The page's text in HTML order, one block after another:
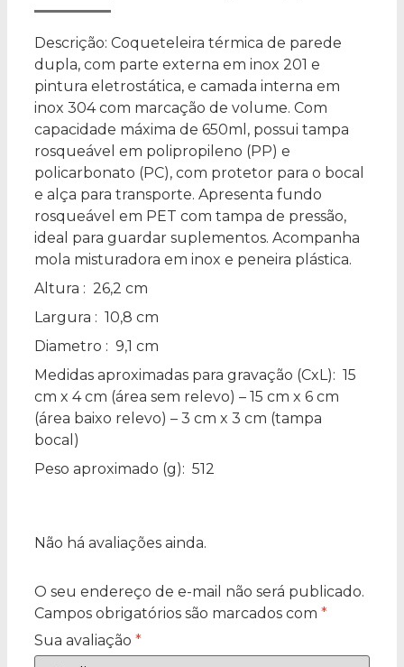
Descrição: Coqueteleira térmica de parede
dupla, com parte externa em inox 201 e
pintura eletrostática, e camada interna em
inox 304 com marcação de volume. Com
capacidade máxima de 650ml, possui tampa
rosqueável em polipropileno (PP) e
policarbonato (PC), com protetor para o bocal
e alça para transporte. Apresenta fundo
rosqueável em PET com tampa de pressão,
ideal para guardar suplementos. Acompanha
mola misturadora em inox e peneira plástica.
Altura : 26,2 cm
Largura : 10,8 cm
Diametro : 9,1 cm
Medidas aproximadas para gravação (CxL): 15
cm x 4 cm (área sem relevo) – 15 cm x 6 cm
(área baixo relevo) – 3 cm x 3 cm (tampa
bocal)
Peso aproximado (g): 512
Não há avaliações ainda.
O seu endereço de e-mail não será publicado.
Campos obrigatórios são marcados com *
Sua avaliação *